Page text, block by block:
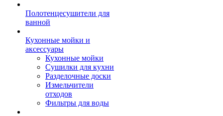
Полотенцесушители для
ванной
Кухонные мойки и
аксессуары
Кухонные мойки
Сушилки для кухни
Разделочные доски
Измельчители
отходов
Фильтры для воды